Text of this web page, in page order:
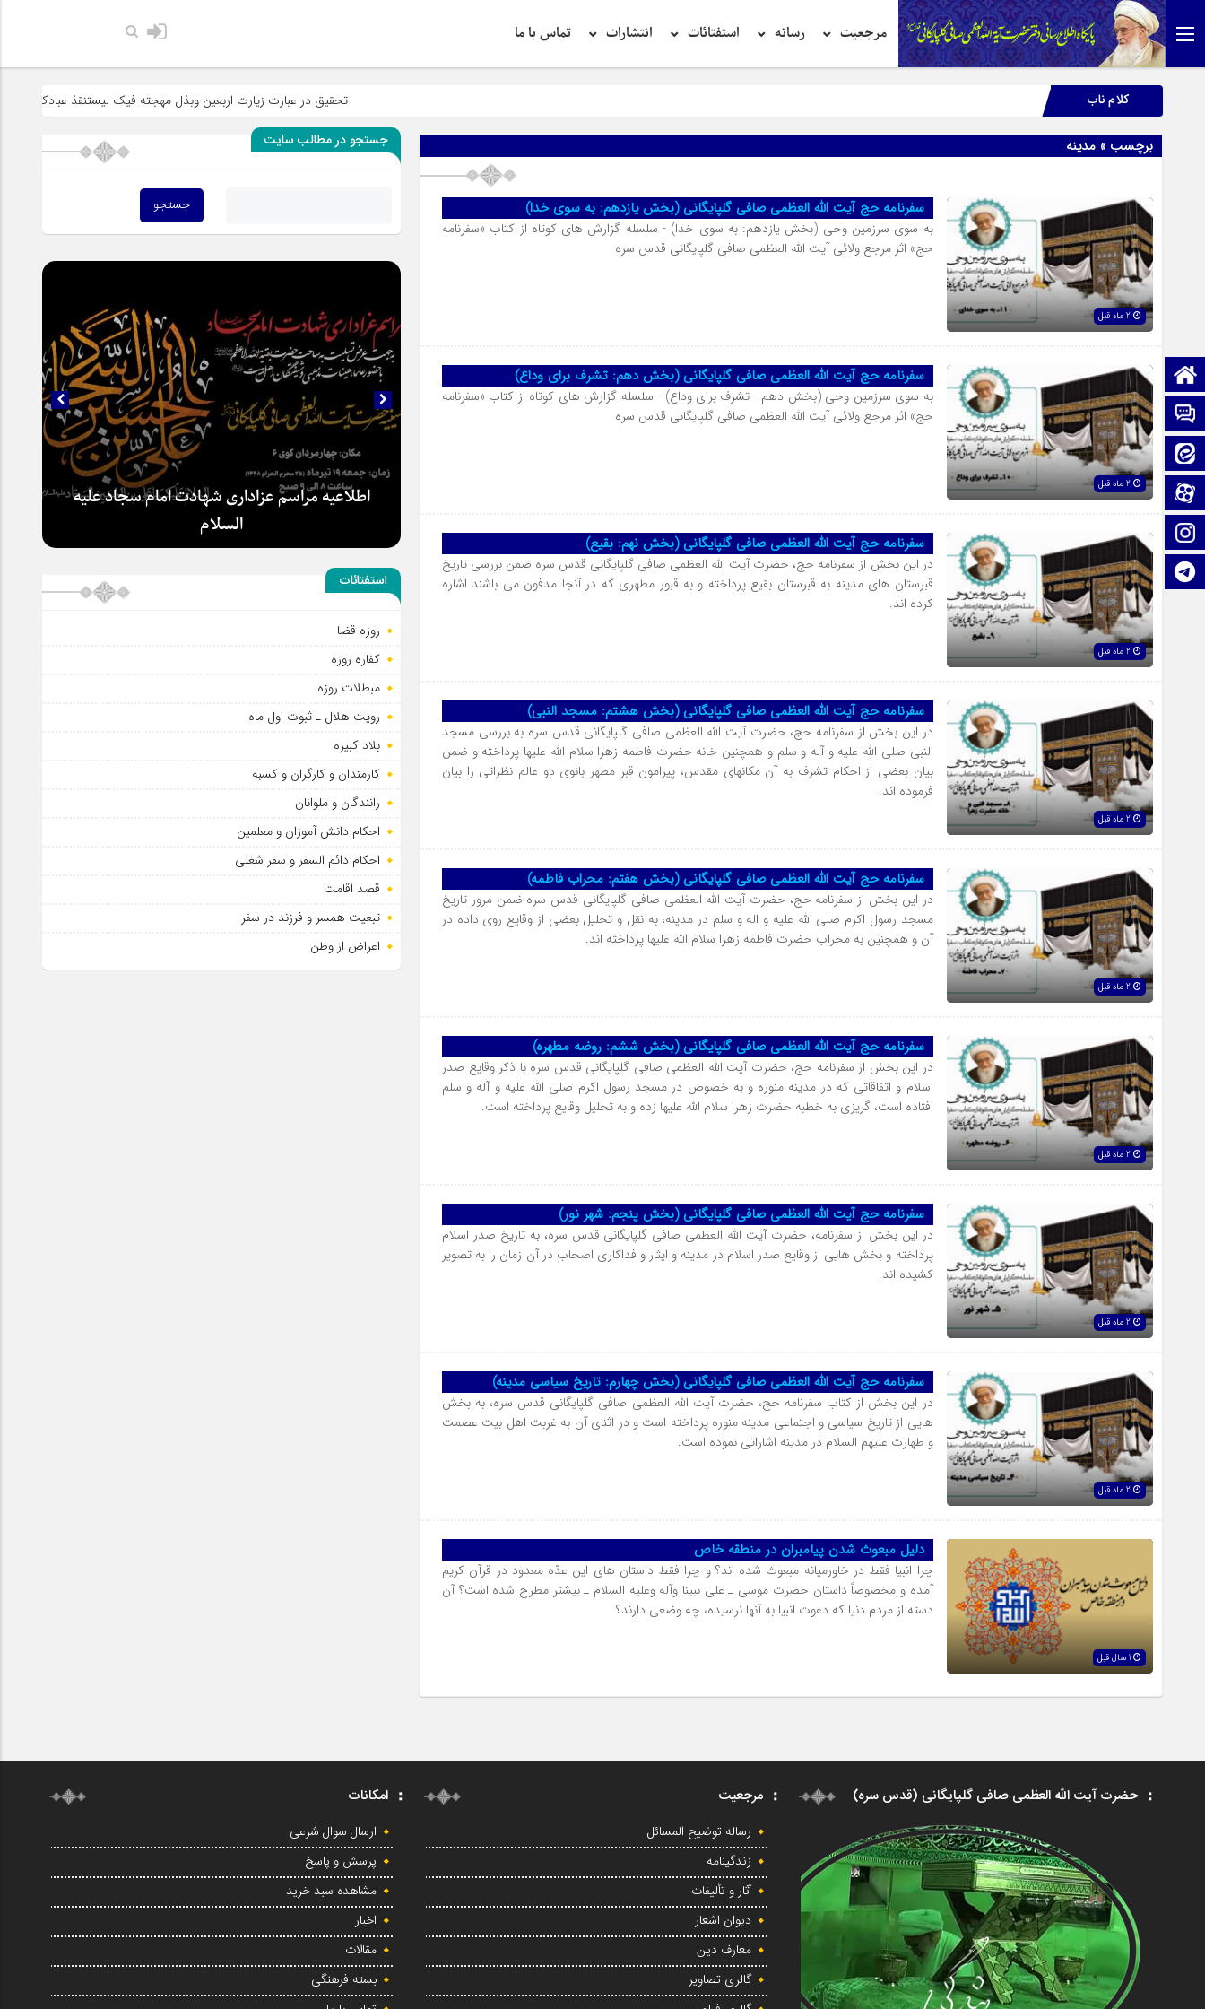
مرجعیت رسانه استفتائات انتشارات تماس با ما
صفحه نخست
تماس با ما
ایتا
آپارات
اینستاگرام
تلگرام
کلام ناب تحقیق در عبارت زیارت اربعین وبذل مهجته فیک لیستنقذ عبادک من الجهاله
برچسب » مدینه
سفرنامه حج آیت الله العظمی صافی گلپایگانی (بخش یازدهم: به سوی خدا)
به سوی سرزمین وحی (بخش یازدهم: به سوی خدا) - سلسله گزارش های کوتاه از کتاب «سفرنامه
حج» اثر مرجع ولائی آیت الله العظمی صافی گلپایگانی قدس سره
سفرنامه حج آیت الله العظمی صافی گلپایگانی (بخش دهم: تشرف برای وداع)
به سوی سرزمین وحی (بخش دهم - تشرف برای وداع) - سلسله گزارش های کوتاه از کتاب «سفرنامه
حج» اثر مرجع ولائی آیت الله العظمی صافی گلپایگانی قدس سره
سفرنامه حج آیت الله العظمی صافی گلپایگانی (بخش نهم: بقیع)
در این بخش از سفرنامه حج، حضرت آیت الله العظمی صافی گلپایگانی قدس سره ضمن بررسی تاریخ
قبرستان های مدینه به قبرستان بقیع پرداخته و به قبور مطهری که در آنجا مدفون می باشند اشاره
کرده اند.
سفرنامه حج آیت الله العظمی صافی گلپایگانی (بخش هشتم: مسجد النبی)
در این بخش از سفرنامه حج، حضرت آیت الله العظمی صافی گلپایگانی قدس سره به بررسی مسجد
النبی صلی الله علیه و آله و سلم و همچنین خانه حضرت فاطمه زهرا سلام الله علیها پرداخته و ضمن
بیان بعضی از احکام تشرف به آن مکانهای مقدس، پیرامون قبر مطهر بانوی دو عالم نظراتی را بیان
فرموده اند.
سفرنامه حج آیت الله العظمی صافی گلپایگانی (بخش هفتم: محراب فاطمه)
در این بخش از سفرنامه حج، حضرت آیت الله العظمی صافی گلپایگانی قدس سره ضمن مرور تاریخ
مسجد رسول اکرم صلی الله علیه و اله و سلم در مدینه، به نقل و تحلیل بعضی از وقایع روی داده در
آن و همچنین به محراب حضرت فاطمه زهرا سلام الله علیها پرداخته اند.
سفرنامه حج آیت الله العظمی صافی گلپایگانی (بخش ششم: روضه مطهره)
در این بخش از سفرنامه حج، حضرت آیت الله العظمی صافی گلپایگانی قدس سره با ذکر وقایع صدر
اسلام و اتفاقاتی که در مدینه منوره و به خصوص در مسجد رسول اکرم صلی الله علیه و آله و سلم
افتاده است، گریزی به خطبه حضرت زهرا سلام الله علیها زده و به تحلیل وقایع پرداخته است.
سفرنامه حج آیت الله العظمی صافی گلپایگانی (بخش پنجم: شهر نور)
در این بخش از سفرنامه، حضرت آیت الله العظمی صافی گلپایگانی قدس سره، به تاریخ صدر اسلام
پرداخته و بخش هایی از وقایع صدر اسلام در مدینه و ایثار و فداکاری اصحاب در آن زمان را به تصویر
کشیده اند.
سفرنامه حج آیت الله العظمی صافی گلپایگانی (بخش چهارم: تاریخ سیاسی مدینه)
در این بخش از کتاب سفرنامه حج، حضرت آیت الله العظمی صافی گلپایگانی قدس سره، به بخش
هایی از تاریخ سیاسی و اجتماعی مدینه منوره پرداخته است و در اثنای آن به غربت اهل بیت عصمت
و طهارت علیهم السلام در مدینه اشاراتی نموده است.
دلیل مبعوث شدن پیامبران در منطقه خاص
چرا انبیا فقط در خاورمیانه مبعوث شده اند؟ و چرا فقط داستان هاى این عدّه معدود در قرآن کریم
آمده و مخصوصاً داستان حضرت موسى ـ على نبینا وآله وعلیه السلام ـ بیشتر مطرح شده است؟ آن
دسته از مردم دنیا که دعوت انبیا به آنها نرسیده، چه وضعى دارند؟
جستجو در مطالب سایت
سلطان عشق
استفتائات
روزه قضا
کفاره روزه
مبطلات روزه
رویت هلال ـ ثبوت اول ماه
بلاد کبیره
کارمندان و کارگران و کسبه
رانندگان و ملوانان
احکام دانش آموزان و معلمین
احکام دائم السفر و سفر شغلی
قصد اقامت
تبعیت همسر و فرزند در سفر
اعراض از وطن
حضرت آیت الله العظمی صافی گلپایگانی (قدس سره) مرجعیت
رساله توضیح المسائل
زندگینامه
آثار و تألیفات
دیوان اشعار
معارف دین
گالری تصاویر
امکانات
ارسال سوال شرعی
پرسش و پاسخ
مشاهده سبد خرید
اخبار
مقالات
بسته فرهنگی